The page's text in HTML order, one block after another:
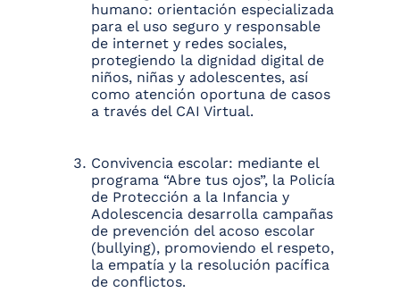
humano: orientación especializada
para el uso seguro y responsable
de internet y redes sociales,
protegiendo la dignidad digital de
niños, niñas y adolescentes, así
como atención oportuna de casos
a través del CAI Virtual.
Convivencia escolar: mediante el
programa “Abre tus ojos”, la Policía
de Protección a la Infancia y
Adolescencia desarrolla campañas
de prevención del acoso escolar
(bullying), promoviendo el respeto,
la empatía y la resolución pacífica
de conflictos.